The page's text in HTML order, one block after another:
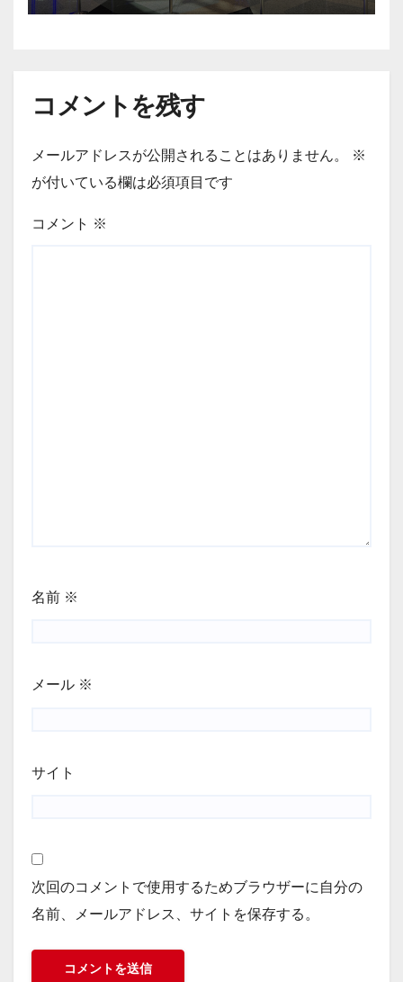
コメントを残す
メールアドレスが公開されることはありません。
※
が付いている欄は必須項目です
コメント ※
名前 ※
メール ※
サイト
次回のコメントで使用するためブラウザーに自分の
名前、メールアドレス、サイトを保存する。